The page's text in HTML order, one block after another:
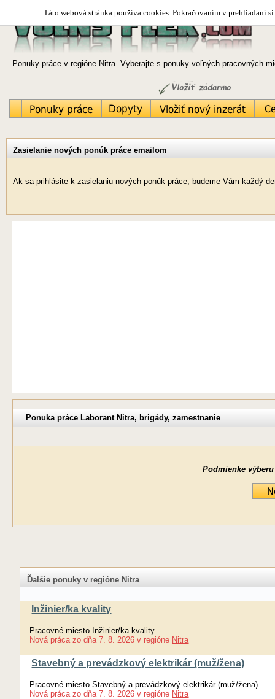
Táto webová stránka používa cookies. Pokračovaním v prehliadaní
Ponuky práce v regióne Nitra. Vyberajte s ponuky voľných pracovných
Zasielanie nových ponúk práce emailom
Ak sa prihlásite k zasielaniu nových ponúk práce, budeme Vám každý
Ponuka práce Laborant Nitra, brigády, zamestnanie
Podmienke výberu
Ďalšie ponuky v regióne Nitra
Inžinier/ka kvality
Pracovné miesto Inžinier/ka kvality
Nová práca zo dňa 7. 8. 2026 v regióne Nitra
Stavebný a prevádzkový elektrikár (muž/žena)
Pracovné miesto Stavebný a prevádzkový elektrikár (muž/žena)
Nová práca zo dňa 7. 8. 2026 v regióne Nitra